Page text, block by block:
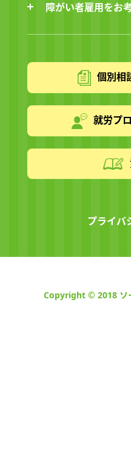
障がい者雇用をお
個別相
就労プ
プライバ
Copyright © 2018 ソ